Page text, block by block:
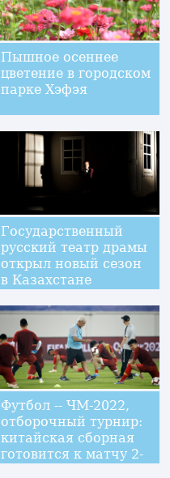
Пышное осеннее
цветение в городском
парке Хэфэя
Государственный
русский театр драмы
открыл новый сезон
в Казахстане
Футбол -- ЧМ-2022,
отборочный турнир:
китайская сборная
готовится к матчу 2-